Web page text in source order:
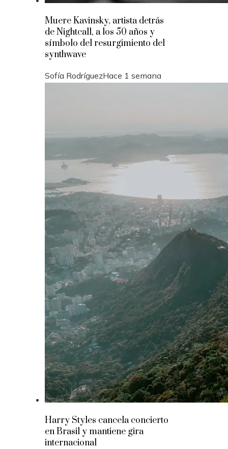
Muere Kavinsky, artista detrás
de Nightcall, a los 50 años y
símbolo del resurgimiento del
synthwave
Sofía RodríguezHace 1 semana
Harry Styles cancela concierto
en Brasil y mantiene gira
internacional